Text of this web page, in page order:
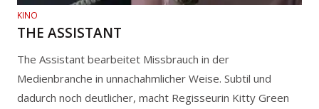
KINO
THE ASSISTANT
The Assistant bearbeitet Missbrauch in der
Medienbranche in unnachahmlicher Weise. Subtil und
dadurch noch deutlicher, macht Regisseurin Kitty Green